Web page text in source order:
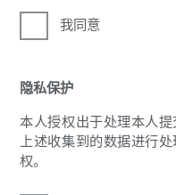
我同意
隐私保护
本人授权出于处理本人
上述收集到的数据进行
权。